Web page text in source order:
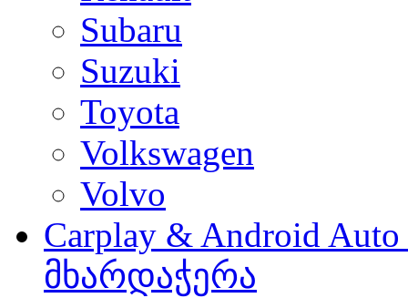
Subaru
Suzuki
Toyota
Volkswagen
Volvo
Carplay & Android
მხარდაჭერა